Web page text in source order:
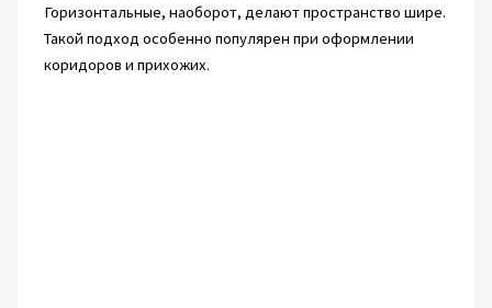
Горизонтальные, наоборот, делают пространство шире.
Такой подход особенно популярен при оформлении
коридоров и прихожих.